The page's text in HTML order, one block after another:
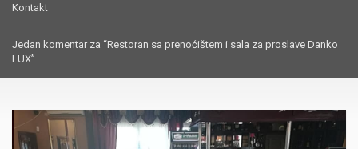
Kontakt
Jedan komentar za “Restoran sa prenoćištem i sala za proslave Danko
LUX”